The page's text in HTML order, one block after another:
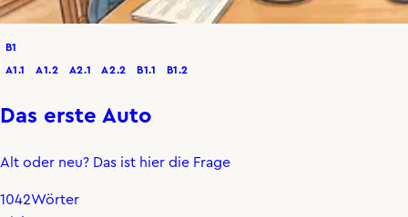
B1
A1.1 A1.2 A2.1 A2.2 B1.1 B1.2
Das erste Auto
Alt oder neu? Das ist hier die Frage
1042Wörter